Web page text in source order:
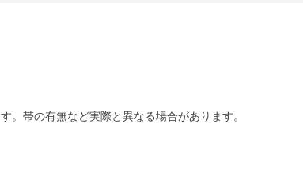
帯の有無など実際と異なる場合があります。